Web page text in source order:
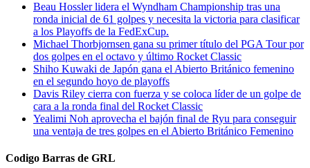
Beau Hossler lidera el Wyndham Championship tras una
ronda inicial de 61 golpes y necesita la victoria para clasificar
a los Playoffs de la FedExCup.
Michael Thorbjornsen gana su primer título del PGA Tour por
dos golpes en el octavo y último Rocket Classic
Shiho Kuwaki de Japón gana el Abierto Británico femenino
en el segundo hoyo de playoffs
Davis Riley cierra con fuerza y ​​se coloca líder de un golpe de
cara a la ronda final del Rocket Classic
Yealimi Noh aprovecha el bajón final de Ryu para conseguir
una ventaja de tres golpes en el Abierto Británico Femenino
Codigo Barras de GRL